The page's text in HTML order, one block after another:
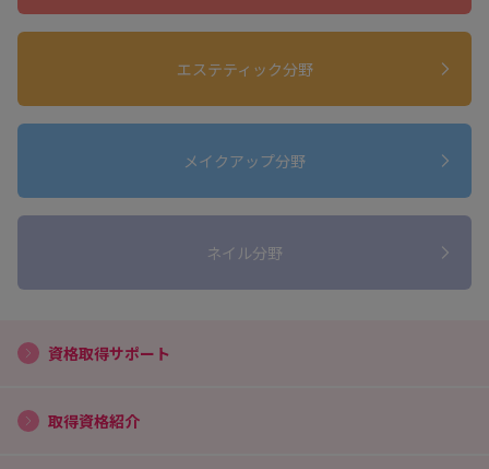
エステティック分野
メイクアップ分野
ネイル分野
資格取得サポート
取得資格紹介